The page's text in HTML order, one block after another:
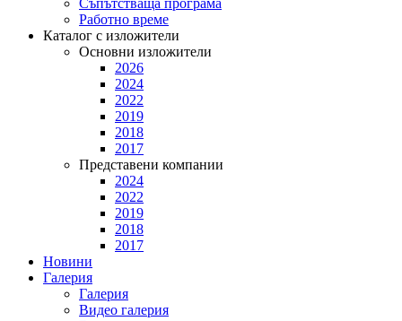
Съпътстваща програма
Работно време
Каталог с изложители
Основни изложители
2026
2024
2022
2019
2018
2017
Представени компании
2024
2022
2019
2018
2017
Новини
Галерия
Галерия
Видео галерия